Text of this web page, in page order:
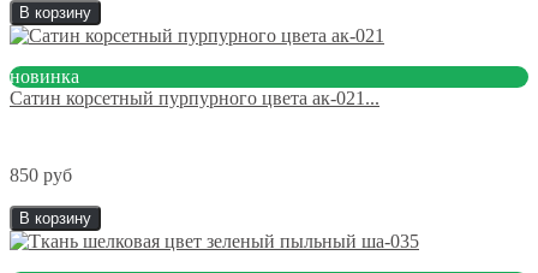
В корзину
новинка
Сатин корсетный пурпурного цвета ак-021...
850 руб
В корзину